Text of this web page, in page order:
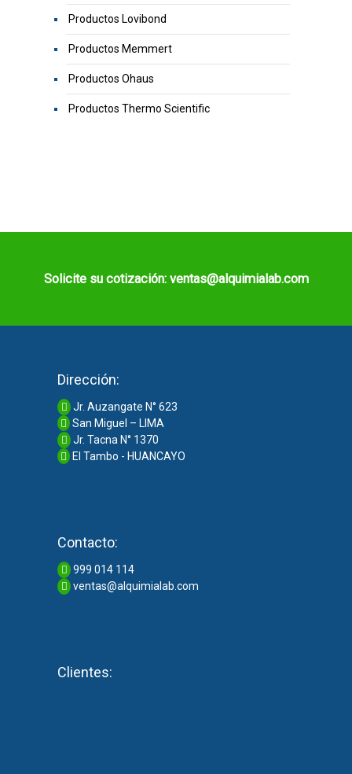
Productos Lovibond
Productos Memmert
Productos Ohaus
Productos Thermo Scientific
Solicite su cotización: ventas@alquimialab.com
Dirección:
Jr. Auzangate N° 623
San Miguel – LIMA
Jr. Tacna N° 1370
El Tambo - HUANCAYO
Contacto:
999 014 114
ventas@alquimialab.com
Clientes: